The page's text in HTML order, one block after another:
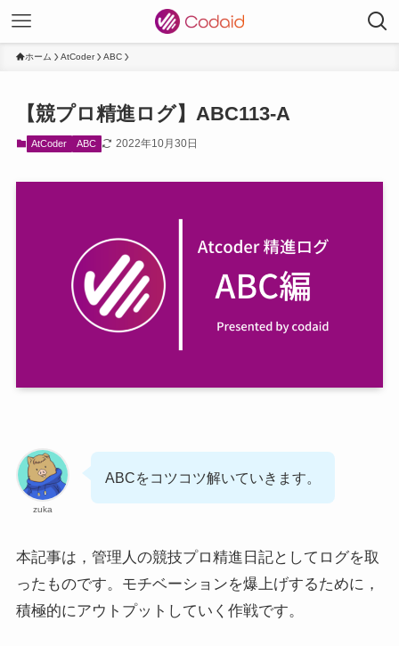
ホーム AtCoder ABC
【競プロ精進ログ】ABC113-A
AtCoder ABC 2022年10月30日
zuka
ABCをコツコツ解いていきます。
本記事は，管理人の競技プロ精進日記としてログを取
ったものです。モチベーションを爆上げするために，
積極的にアウトプットしていく作戦です。